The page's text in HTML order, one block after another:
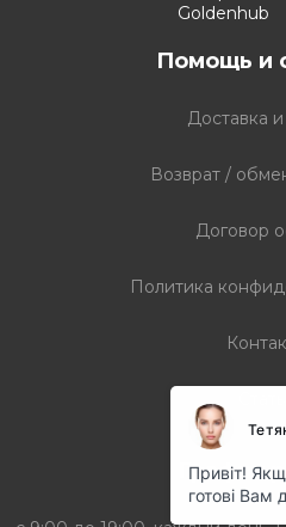
Помощь и
Доставка
Возврат /
Договор
Политика
График